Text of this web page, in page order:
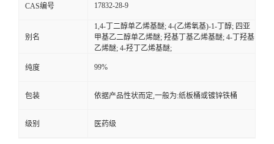
CAS编号 17832-28-9
别名
1,4-丁二醇单乙烯基醚; 4-(乙烯氧基)-1-丁醇; 四亚
甲基乙二醇单乙烯醚; 羟基丁基乙烯基醚; 4-丁羟基
乙烯醚; 4-羟丁乙烯基醚;
纯度 99%
包装 依据产品性状而定,一般为:纸板桶或镀锌铁桶
级别 医药级